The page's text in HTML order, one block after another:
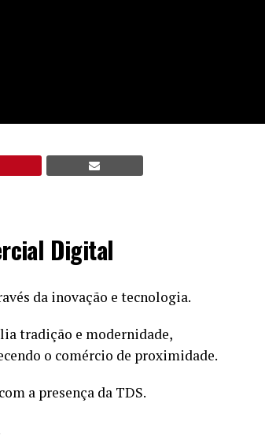
Digital
da inovação e tecnologia.
tradição e modernidade,
o comércio de proximidade.
a presença da TDS.